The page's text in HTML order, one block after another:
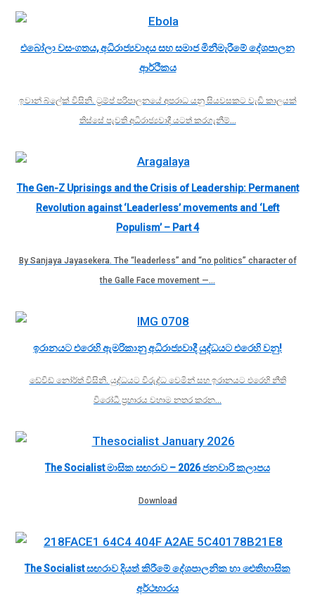
එබෝලා වසංගතය, අධිරාජ්‍යවාදය සහ සමාජ මිනීමැරීමේ දේශපාලන
ආර්ථිකය
ඉවාන් බ්ලේක් විසිනි. ට්‍රම්ප් පරිපාලනයේ අපරාධ යනු සියවසකට වැඩි කාලයක්
තිස්සේ පැවති අධිරාජ්‍යවාදී යටත් කරගැනීම්…
The Gen-Z Uprisings and the Crisis of Leadership: Permanent
Revolution against ‘Leaderless’ movements and ‘Left
Populism’ – Part 4
By Sanjaya Jayasekera. The “leaderless” and “no politics” character of
the Galle Face movement —…
ඉරානයට එරෙහි ඇමරිකානු අධිරාජ්‍යවාදී යුද්ධයට එරෙහි වනු!
ඩේවිඩ් නෝර්ත් විසිනි. යුද්ධයට විරුද්ධ වෙමින් සහ ඉරානයට එරෙහි නීති
විරෝධී ප්‍රහාරය වහාම නතර කරන…
The Socialist මාසික සඟරාව – 2026 ජනවාරි කලාපය
Download
The Socialist සඟරාව දියත් කිරීමේ දේශපාලනික හා ඓතිහාසික
අර්ථභාරය